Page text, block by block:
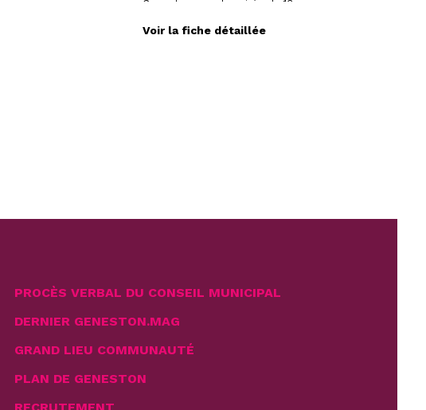
Geneston avec la soirée du 13
grenier de la Saint-Brice en
Voir la fiche détaillée
PROCÈS VERBAL DU CONSEIL MUNICIPAL
DERNIER GENESTON.MAG
GRAND LIEU COMMUNAUTÉ
PLAN DE GENESTON